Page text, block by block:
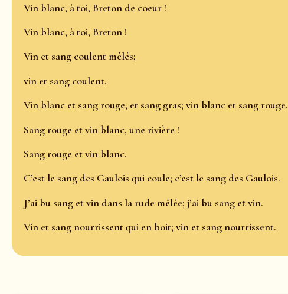
Vin blanc, à toi, Breton de coeur !
Vin blanc, à toi, Breton !
Vin et sang coulent mêlés;
vin et sang coulent.
Vin blanc et sang rouge, et sang gras; vin blanc et sang rouge.
Sang rouge et vin blanc, une rivière !
Sang rouge et vin blanc.
C’est le sang des Gaulois qui coule; c’est le sang des Gaulois.
J’ai bu sang et vin dans la rude mêlée; j’ai bu sang et vin.
Vin et sang nourrissent qui en boit; vin et sang nourrissent.